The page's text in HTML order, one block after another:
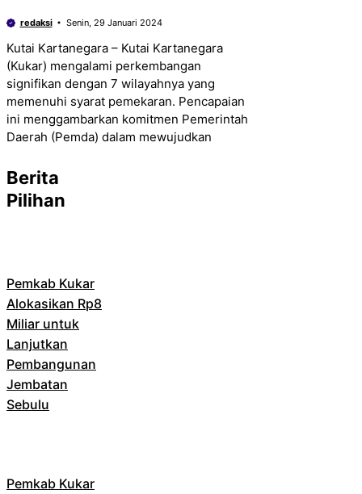
redaksi Senin, 29 Januari 2024
Kutai Kartanegara – Kutai Kartanegara
(Kukar) mengalami perkembangan
signifikan dengan 7 wilayahnya yang
memenuhi syarat pemekaran. Pencapaian
ini menggambarkan komitmen Pemerintah
Daerah (Pemda) dalam mewujudkan
Berita
Pilihan
Pemkab Kukar
Alokasikan Rp8
Miliar untuk
Lanjutkan
Pembangunan
Jembatan
Sebulu
Pemkab Kukar